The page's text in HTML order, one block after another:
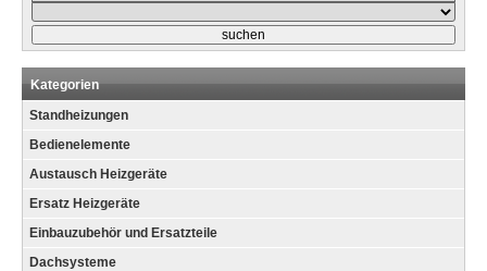
Kategorien
Standheizungen
Bedienelemente
Austausch Heizgeräte
Ersatz Heizgeräte
Einbauzubehör und Ersatzteile
Dachsysteme